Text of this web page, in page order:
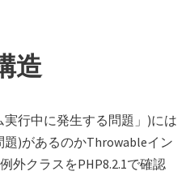
造
行中に発生する問題」)には
)があるのかThrowableイン
外クラスをPHP8.2.1で確認